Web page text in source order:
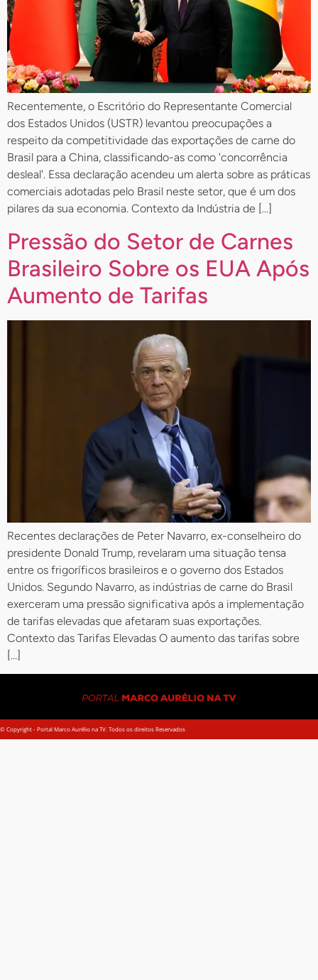
Recentemente, o Escritório do Representante Comercial
dos Estados Unidos (USTR) levantou preocupações a
respeito da competitividade das exportações de carne do
Brasil para a China, classificando-as como 'concorrência
desleal'. Essa declaração acendeu um alerta sobre as práticas
comerciais adotadas pelo Brasil neste setor, que é um dos
pilares da sua economia. Contexto da Indústria de […]
Pressão do Setor de Carnes
Brasileiro Sobre os EUA Após
Aumento de Tarifas
Recentes declarações de Peter Navarro, ex-conselheiro do
presidente Donald Trump, revelaram uma situação tensa
entre os frigoríficos brasileiros e o governo dos Estados
Unidos. Segundo Navarro, as indústrias de carne do Brasil
exerceram uma pressão significativa após a implementação
de tarifas elevadas que afetaram suas exportações.
Contexto das Tarifas Elevadas O aumento das tarifas sobre
[…]
© Copyright - Portal Marco Aurélio na TV. Todos os direitos Reservados